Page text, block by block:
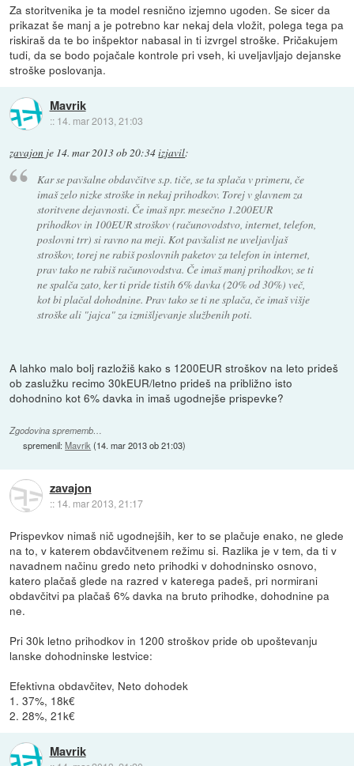
Za storitvenika je ta model resnično izjemno ugoden. Se sicer da
prikazat še manj a je potrebno kar nekaj dela vložit, polega tega pa
riskiraš da te bo inšpektor nabasal in ti izvrgel stroške. Pričakujem
tudi, da se bodo pojačale kontrole pri vseh, ki uveljavljajo dejanske
stroške poslovanja.
Mavrik
:: 14. mar 2013, 21:03
zavajon je 14. mar 2013 ob 20:34izjavil:
Kar se pavšalne obdavčitve s.p. tiče, se ta splača v primeru, če
imaš zelo nizke stroške in nekaj prihodkov. Torej v glavnem za
storitvene dejavnosti. Če imaš npr. mesečno 1.200EUR
prihodkov in 100EUR stroškov (računovodstvo, internet, telefon,
poslovni trr) si ravno na meji. Kot pavšalist ne uveljavljaš
stroškov, torej ne rabiš poslovnih paketov za telefon in internet,
prav tako ne rabiš računovodstva. Če imaš manj prihodkov, se ti
ne spalča zato, ker ti pride tistih 6% davka (20% od 30%) več,
kot bi plačal dohodnine. Prav tako se ti ne splača, če imaš višje
stroške ali "jajca" za izmišljevanje službenih poti.
A lahko malo bolj razložiš kako s 1200EUR stroškov na leto prideš
ob zaslužku recimo 30kEUR/letno prideš na približno isto
dohodnino kot 6% davka in imaš ugodnejše prispevke?
Zgodovina sprememb…
spremenil:Mavrik (14. mar 2013 ob 21:03)
zavajon
:: 14. mar 2013, 21:17
Prispevkov nimaš nič ugodnejših, ker to se plačuje enako, ne glede
na to, v katerem obdavčitvenem režimu si. Razlika je v tem, da ti v
navadnem načinu gredo neto prihodki v dohodninsko osnovo,
katero plačaš glede na razred v katerega padeš, pri normirani
obdavčitvi pa plačaš 6% davka na bruto prihodke, dohodnine pa
ne.
Pri 30k letno prihodkov in 1200 stroškov pride ob upoštevanju
lanske dohodninske lestvice:
Efektivna obdavčitev, Neto dohodek
1. 37%, 18k€
2. 28%, 21k€
Mavrik